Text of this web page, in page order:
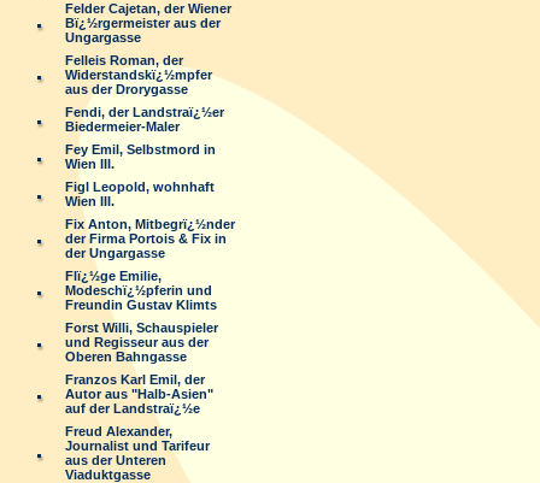
Felder Cajetan, der Wiener
Bï¿½rgermeister aus der
Ungargasse
Felleis Roman, der
Widerstandskï¿½mpfer
aus der Drorygasse
Fendi, der Landstraï¿½er
Biedermeier-Maler
Fey Emil, Selbstmord in
Wien III.
Figl Leopold, wohnhaft
Wien III.
Fix Anton, Mitbegrï¿½nder
der Firma Portois & Fix in
der Ungargasse
Flï¿½ge Emilie,
Modeschï¿½pferin und
Freundin Gustav Klimts
Forst Willi, Schauspieler
und Regisseur aus der
Oberen Bahngasse
Franzos Karl Emil, der
Autor aus "Halb-Asien"
auf der Landstraï¿½e
Freud Alexander,
Journalist und Tarifeur
aus der Unteren
Viaduktgasse